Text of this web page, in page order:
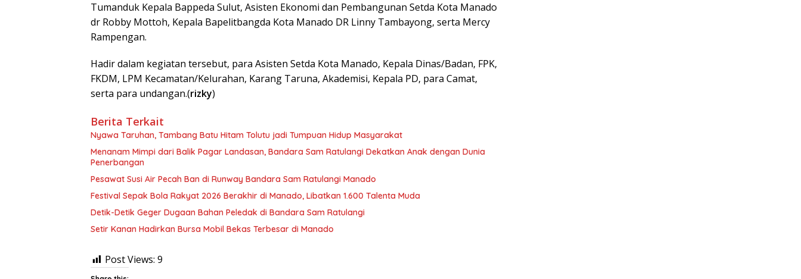
Tumanduk Kepala Bappeda Sulut, Asisten Ekonomi dan Pembangunan Setda Kota Manado
dr Robby Mottoh, Kepala Bapelitbangda Kota Manado DR Linny Tambayong, serta Mercy
Rampengan.
Hadir dalam kegiatan tersebut, para Asisten Setda Kota Manado, Kepala Dinas/Badan, FPK,
FKDM, LPM Kecamatan/Kelurahan, Karang Taruna, Akademisi, Kepala PD, para Camat,
serta para undangan.(rizky)
Berita Terkait
Nyawa Taruhan, Tambang Batu Hitam Tolutu jadi Tumpuan Hidup Masyarakat
Menanam Mimpi dari Balik Pagar Landasan, Bandara Sam Ratulangi Dekatkan Anak dengan Dunia
Penerbangan
Pesawat Susi Air Pecah Ban di Runway Bandara Sam Ratulangi Manado
Festival Sepak Bola Rakyat 2026 Berakhir di Manado, Libatkan 1.600 Talenta Muda
Detik-Detik Geger Dugaan Bahan Peledak di Bandara Sam Ratulangi
Setir Kanan Hadirkan Bursa Mobil Bekas Terbesar di Manado
Post Views: 9